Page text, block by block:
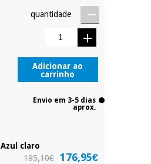
quantidade
Adicionar ao
carrinho
Envio em 3-5 dias
aprox.
Azul claro
195,10€
176,95€